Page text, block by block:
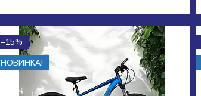
–15%
НОВИНКА!